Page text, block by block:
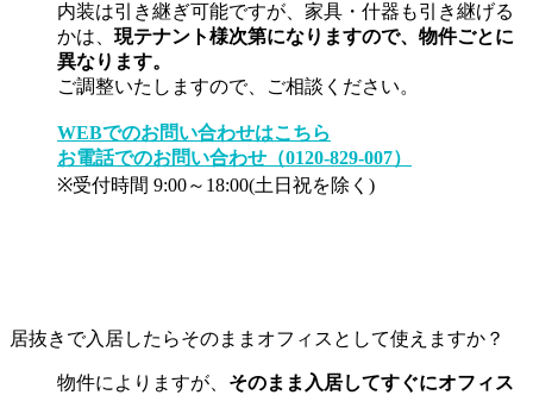
内装は引き継ぎ可能ですが、家具・什器も引き継げる
かは、 現テナント様次第になりますので、物件ごとに
異なります。
ご調整いたしますので、ご相談ください。
WEBでのお問い合わせはこちら
お電話でのお問い合わせ（0120-829-007）
※受付時間 9:00～18:00(土日祝を除く)
居抜きで入居したらそのままオフィスとして使えますか？
物件によりますが、 そのまま入居してすぐにオフィス